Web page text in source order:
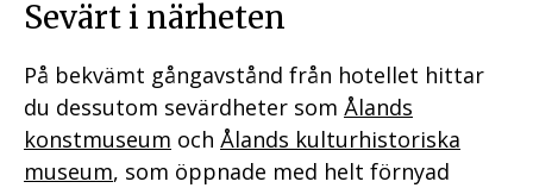
Sevärt i närheten
På bekvämt gångavstånd från hotellet hittar
du dessutom sevärdheter som Ålands
konstmuseum och Ålands kulturhistoriska
museum, som öppnade med helt förnyad